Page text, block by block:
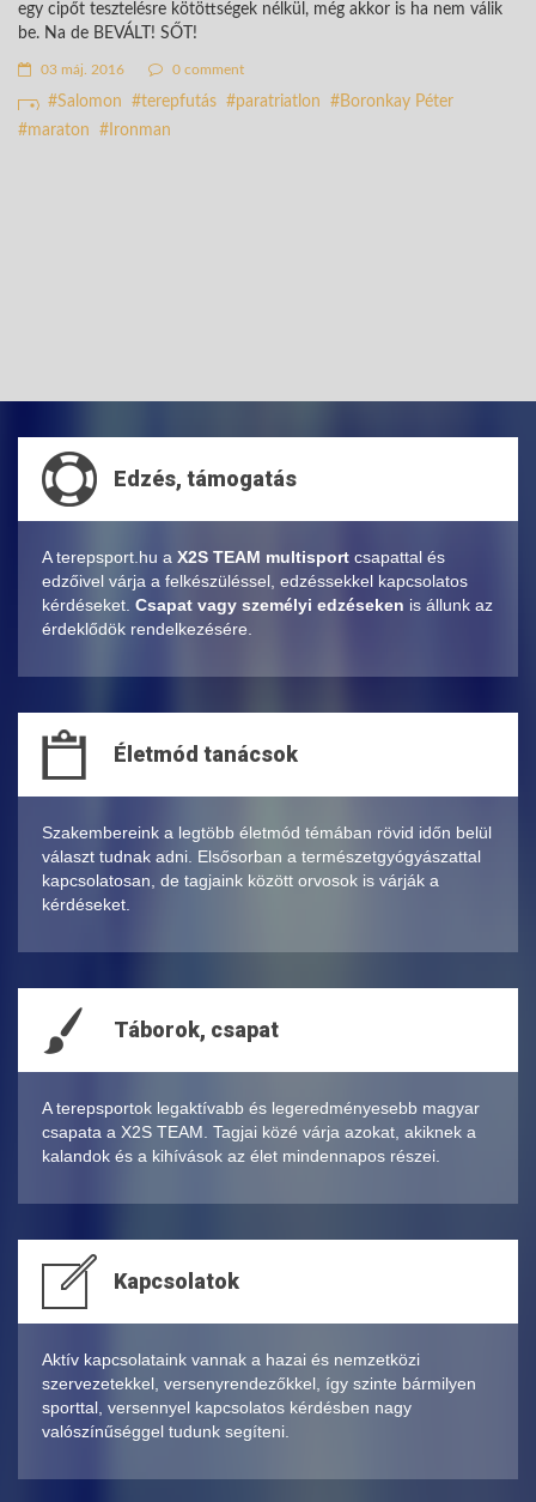
egy cipőt tesztelésre kötöttségek nélkül, még akkor is ha nem válik
be. Na de BEVÁLT! SŐT!
03 máj. 2016 0 comment
Salomon terepfutás paratriatlon
Boronkay Péter
maraton
Ironman
Edzés, támogatás
A terepsport.hu a X2S TEAM multisport csapattal és
edzőivel várja a felkészüléssel, edzéssekkel kapcsolatos
kérdéseket. Csapat vagy személyi edzéseken is állunk az
érdeklődök rendelkezésére.
Életmód tanácsok
Szakembereink a legtöbb életmód témában rövid időn belül
választ tudnak adni. Elsősorban a természetgyógyászattal
kapcsolatosan, de tagjaink között orvosok is várják a
kérdéseket.
Táborok, csapat
A terepsportok legaktívabb és legeredményesebb magyar
csapata a X2S TEAM. Tagjai közé várja azokat, akiknek a
kalandok és a kihívások az élet mindennapos részei.
Kapcsolatok
Aktív kapcsolataink vannak a hazai és nemzetközi
szervezetekkel, versenyrendezőkkel, így szinte bármilyen
sporttal, versennyel kapcsolatos kérdésben nagy
valószínűséggel tudunk segíteni.